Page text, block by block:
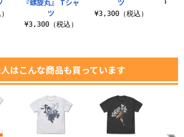
『螺旋丸』 Tシャ
ツ
¥3,300（税込）
ツ
¥3,300（税込）
はこんな商品も買っています